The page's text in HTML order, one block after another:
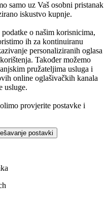
samo uz Vaš osobni pristanak
iskustvo kupnje.
o našim korisnicima,
ih za kontinuiranu
personaliziranih oglasa
Također možemo
pružateljima usluga i
online oglašivačkih kanala
usluge.
provjerite postavke i
postavki